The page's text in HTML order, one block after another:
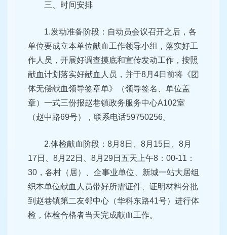
三、时间安排
1.发动准备阶段：自动员会议召开之后，各
单位要成立本单位献血工作领导小组，落实好工
作人员，开展好调查摸底和宣传发动工作，按照
献血计划落实好献血人员，并于8月4日前将《团
体无偿献血领导签章单》（领导签名、单位盖
章）一式三份报赵巷镇政务服务中心A102室
（赵中路69号），联系电话59750256。
2.体检献血阶段：8月8日、8月15日、8月
17日、8月22日、8月29日五天上午8：00-11：
30，各村（居）、企事业单位、新城一站大居组
织本单位献血人员带好所需证件、证明材料分批
到赵巷镇第二友邻中心（华科东路41号）进行体
检，体检合格者当天完成献血工作。